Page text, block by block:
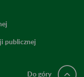
publicznej
Do góry